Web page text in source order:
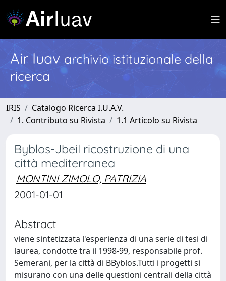
Air Iuav archivio istituzionale della
ricerca
IRIS
Catalogo Ricerca I.U.A.V.
1. Contributo su Rivista
1.1 Articolo su Rivista
Byblos-Jbeil ricostruzione di una
città mediterranea
MONTINI ZIMOLO, PATRIZIA
2001-01-01
Abstract
viene sintetizzata l'esperienza di una serie di tesi di
laurea, condotte tra il 1998-99, responsabile prof.
Semerani, per la città di BByblos.Tutti i progetti si
misurano con una delle questioni centrali della città